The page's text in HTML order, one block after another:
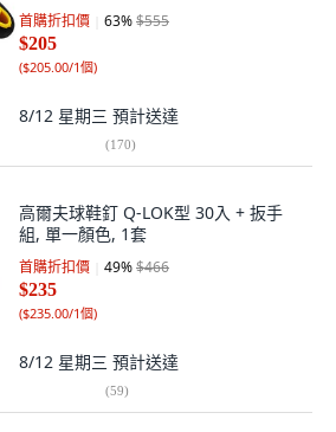
首購折扣價 63%$555
$205
($205.00/1個)
8/12 星期三 預計送達
(170)
高爾夫球鞋釘 Q-LOK型 30入 + 扳手
組, 單一顏色, 1套
首購折扣價 49%$466
$235
($235.00/1個)
8/12 星期三 預計送達
(59)